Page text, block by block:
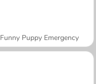
Funny Puppy Emergency